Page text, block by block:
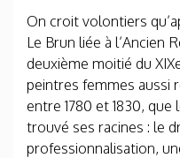
On croit volontiers
Le Brun liée à l’Ancien
deuxième moitié du
peintres femmes aussi
entre 1780 et 1830,
trouvé ses racines : le
professionnalisation,